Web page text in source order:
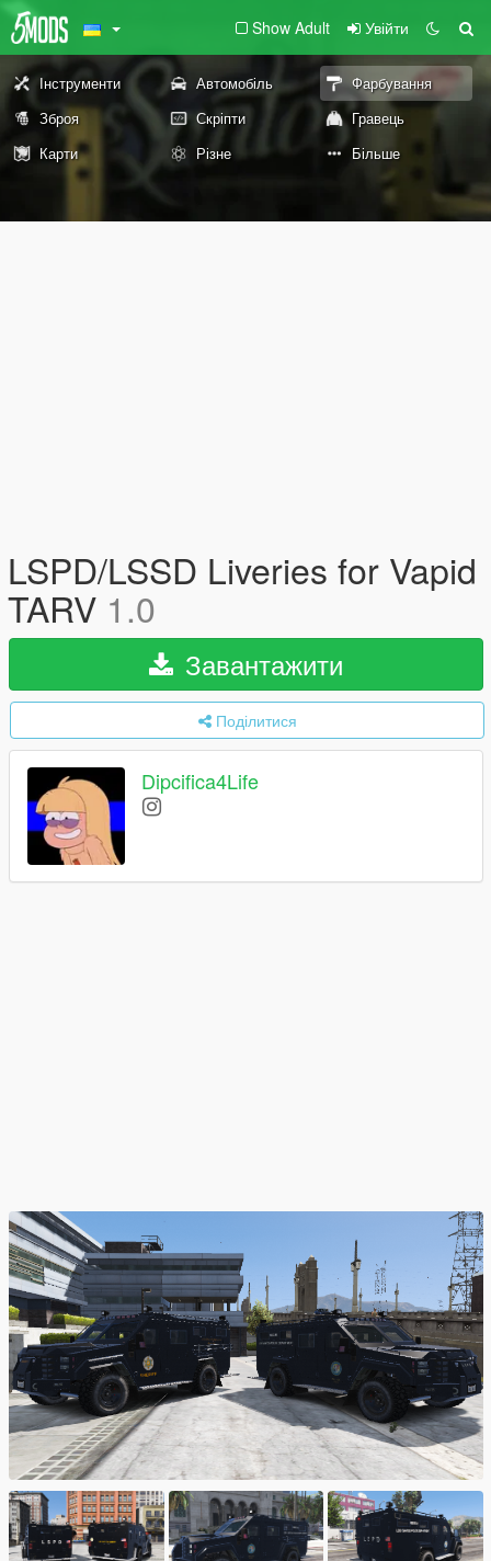
Show Adult Увійти
Інструменти Автомобіль
Фарбування
Зброя
Скріпти
Гравець
Карти
Різне Більше
LSPD/LSSD Liveries for Vapid
TARV 1.0
Завантажити
Поділитися
Dipcifica4Life